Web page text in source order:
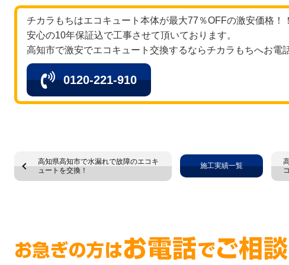
チカラもちはエコキュート本体が最大77％OFFの激安価格！！
安心の10年保証込で工事させて頂いております。
高知市で激安でエコキュート交換するならチカラもちへお電
0120-221-910
高知県高知市で水漏れで故障のエコキ
ュートを交換！
施工実績一覧